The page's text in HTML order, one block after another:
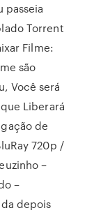
passeia
Torrent
Filme:
são
Você será
Liberará
de
720p /
–
–
depois